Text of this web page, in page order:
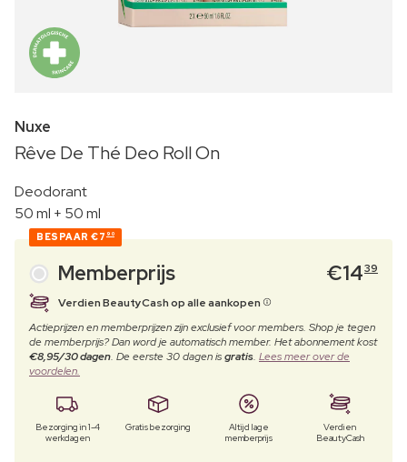
Nuxe
Rêve De Thé Deo Roll On
Deodorant
50 ml + 50 ml
BESPAAR €7 90
Memberprijs €1439
Verdien BeautyCash op alle aankopen
Actieprijzen en memberprijzen zijn exclusief voor members. Shop je tegen
de memberprijs? Dan word je automatisch member. Het abonnement kost
€8,95/30 dagen. De eerste 30 dagen isgratis. Lees meer over de
voordelen.
Bezorging in 1-4
werkdagen
Gratis bezorging
Altijd lage
memberprijs
Verdien
BeautyCash